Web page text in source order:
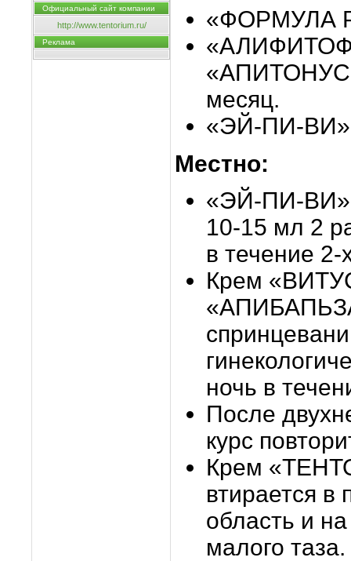
Официальный сайт компании
http://www.tentorium.ru/
Реклама
«ФОРМУЛА
месяц.
«ЭЙ-ПИ-ВИ»
Местно:
«ЭЙ-ПИ-ВИ»
10-15 мл 2
в течение 2-
Крем
ночь в
После
курс
Крем
втирается в
область и
малого таза.